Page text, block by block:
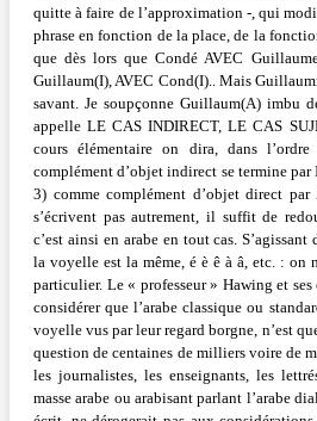
quitte à faire de l’approximation -, qui
phrase en fonction de la place, de la
que dès lors que Condé AVEC
Guillaum(I), AVEC Cond(I).. Mais
savant. Je soupçonne Guillaum(A) imbu
appelle LE CAS INDIRECT, LE CAS
cours élémentaire on dira, dans
complément d’objet indirect se termine
3) comme complément d’objet direct
s’écrivent pas autrement, il suffit de
c’est ainsi en arabe en tout cas. S’agissant
la voyelle est la même, é è ê à â, etc. : on
particulier. Le « professeur » Hawing et
considérer que l’arabe classique ou
voyelle vus par leur regard borgne, n’est
question de centaines de milliers voire de
les journalistes, les enseignants, les
masse arabe ou arabisant parlant l’arabe